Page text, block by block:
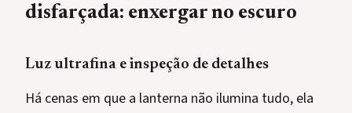
disfarçada: enxergar no escuro
Luz ultrafina e inspeção de detalhes
Há cenas em que a lanterna não ilumina tudo, ela